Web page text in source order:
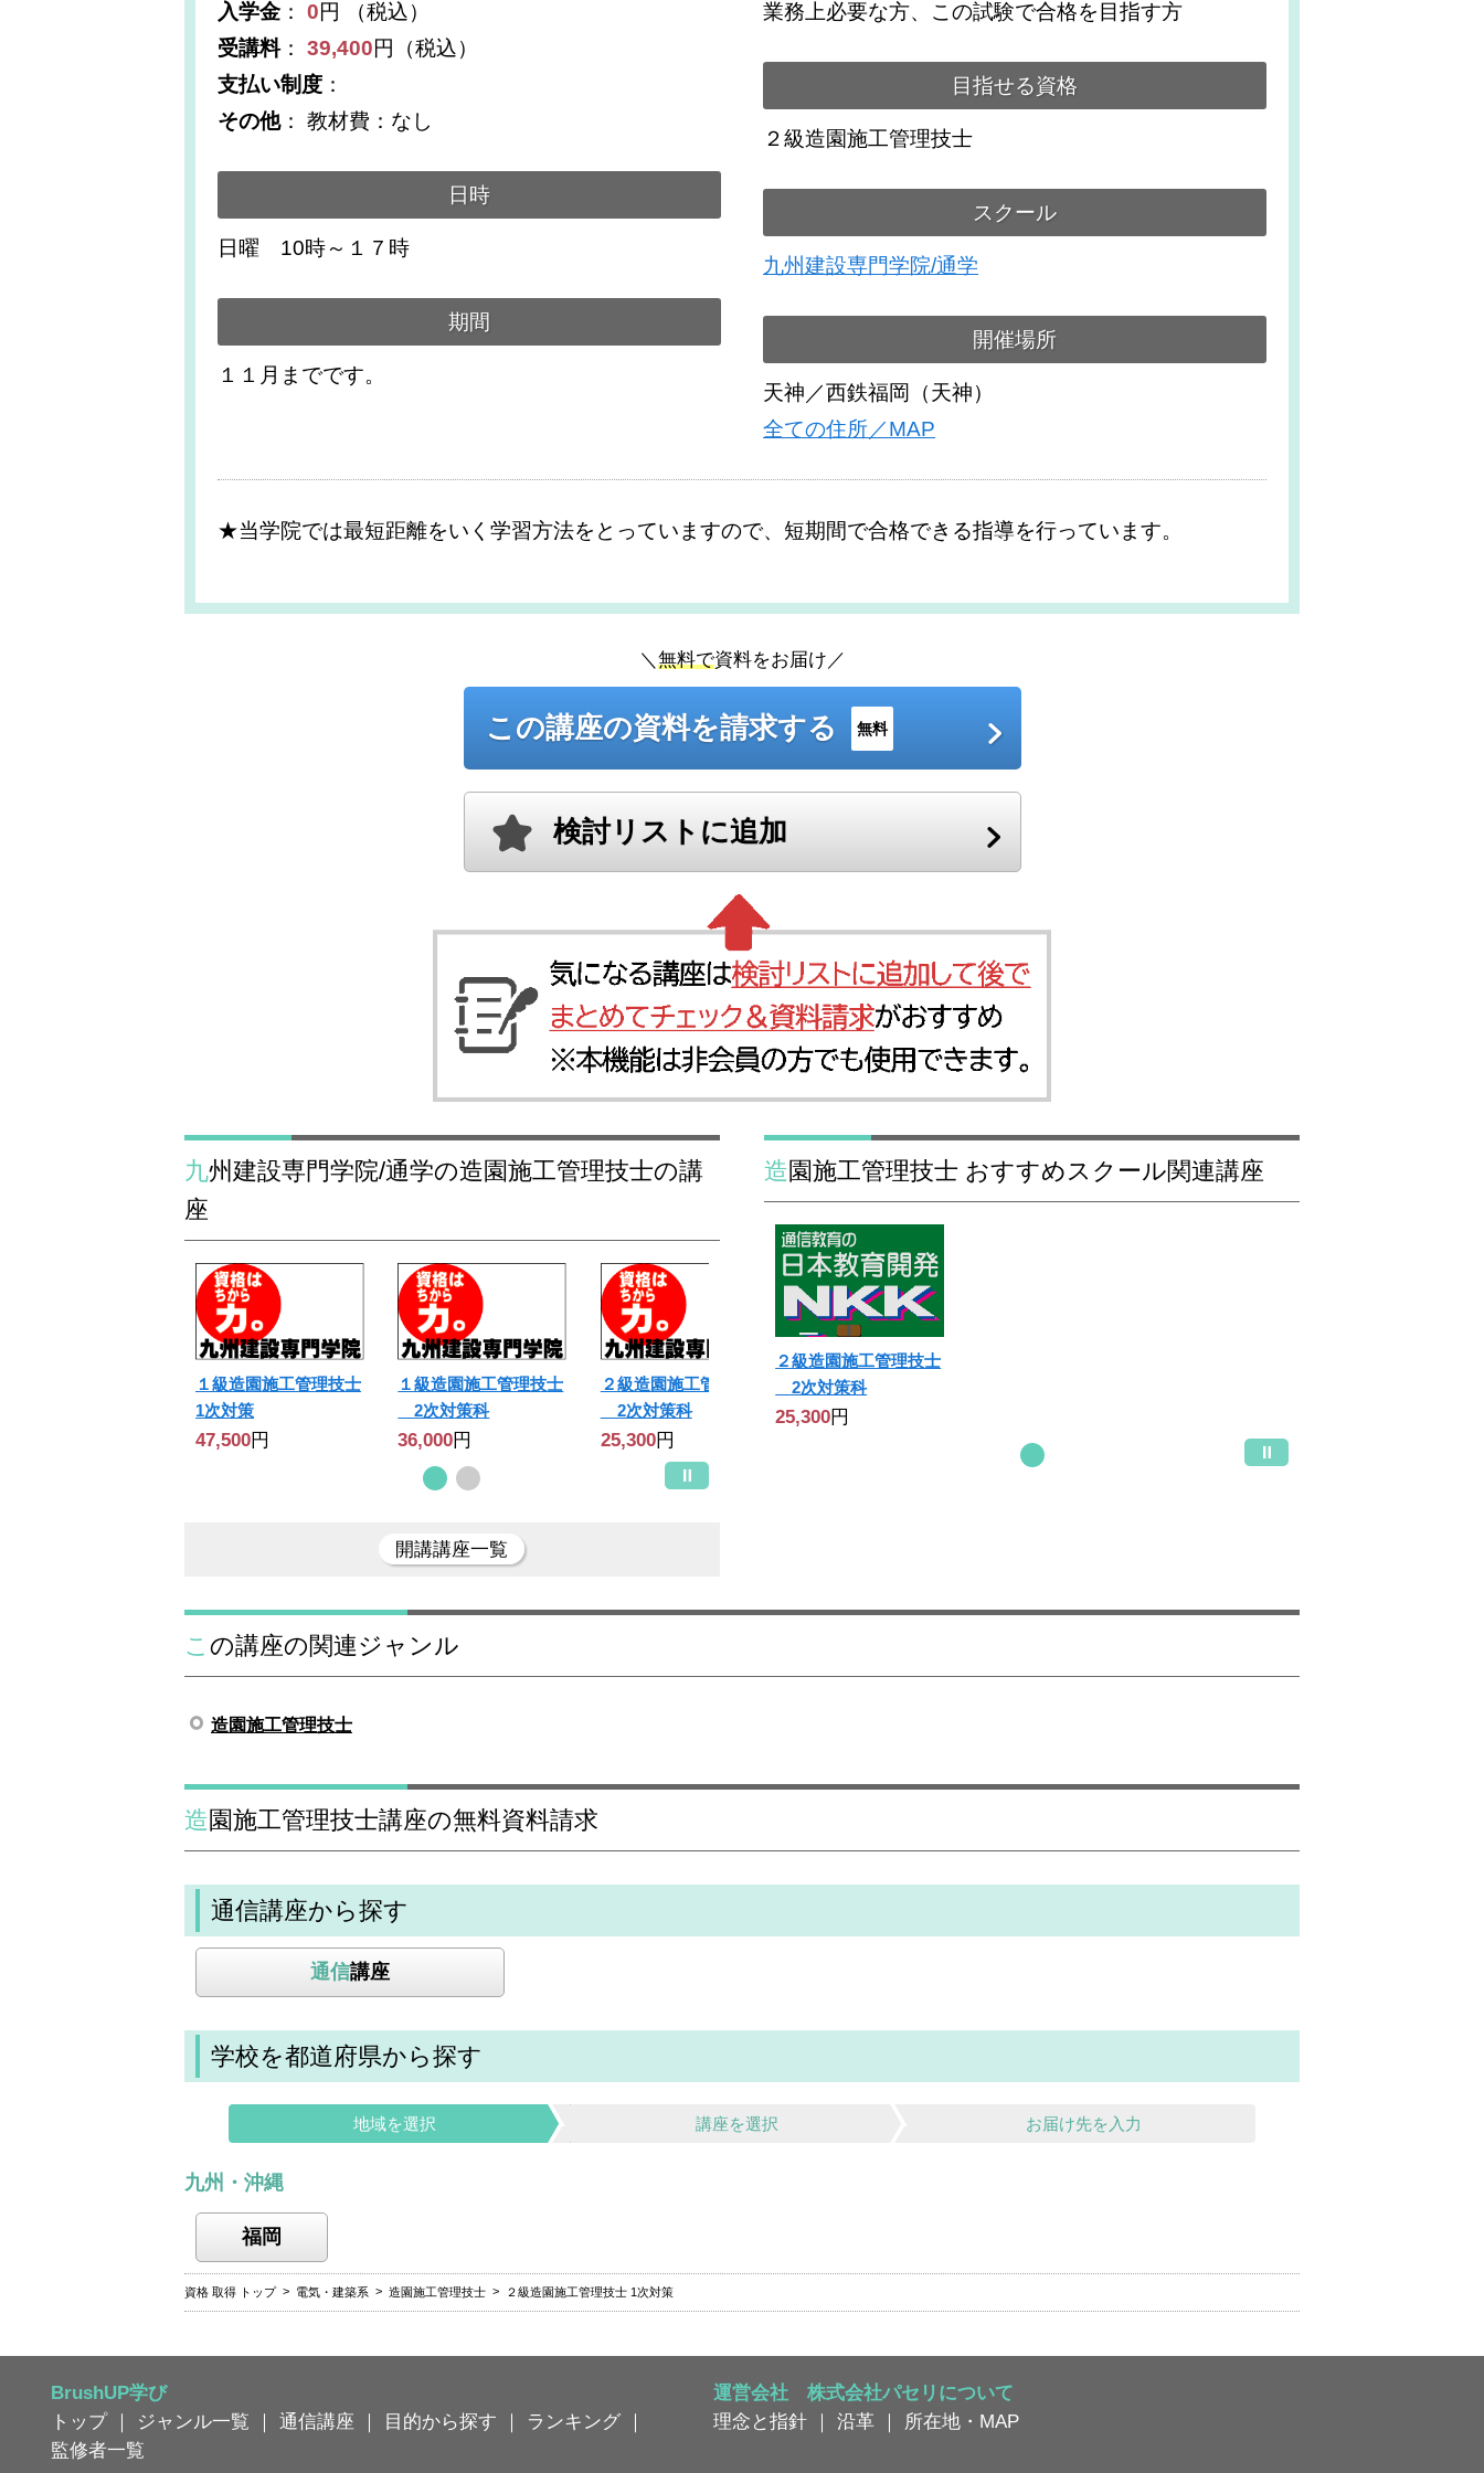
入学金 ： 0円 （税込）
受講料： 39,400円（税込）
支払い制度 ：
その他： 教材費：なし
日時
日曜 10時～１７時
期間
１１月までです。
業務上必要な方、この試験で合格を目指す方
目指せる資格
２級造園施工管理技士
スクール
九州建設専門学院/通学
開催場所
天神／西鉄福岡（天神）
全ての住所／MAP
★当学院では最短距離をいく学習方法をとっていますので、短期間で合格できる指導を行っています。
＼ 無料で資料をお届け／
この講座の資料を請求する 無料
検討リストに追加
九州建設専門学院/通学の造園施工管理技士の講
座
１級造園施工管理技士
1次対策
47,500円
１級造園施工管理技士
2次対策科
36,000円
２級造園施工管理技士
2次対策科
25,300円
開講講座一覧
造園施工管理技士 おすすめスクール関連講座
２級造園施工管理技士
2次対策科
25,300円
この講座の関連ジャンル
造園施工管理技士
造園施工管理技士講座の無料資料請求
通信講座から探す
通信講座
学校を都道府県から探す
地域を選択 講座を選択 お届け先を入力
九州・沖縄
福岡
資格 取得 トップ 電気・建築系 造園施工管理技士 ２級造園施工管理技士 1次対策
BrushUP学び
トップ
ジャンル一覧 ｜通信講座 目的から探す ランキング
監修者一覧
運営会社 株式会社パセリについて
理念と指針｜ 沿革｜ 所在地・MAP